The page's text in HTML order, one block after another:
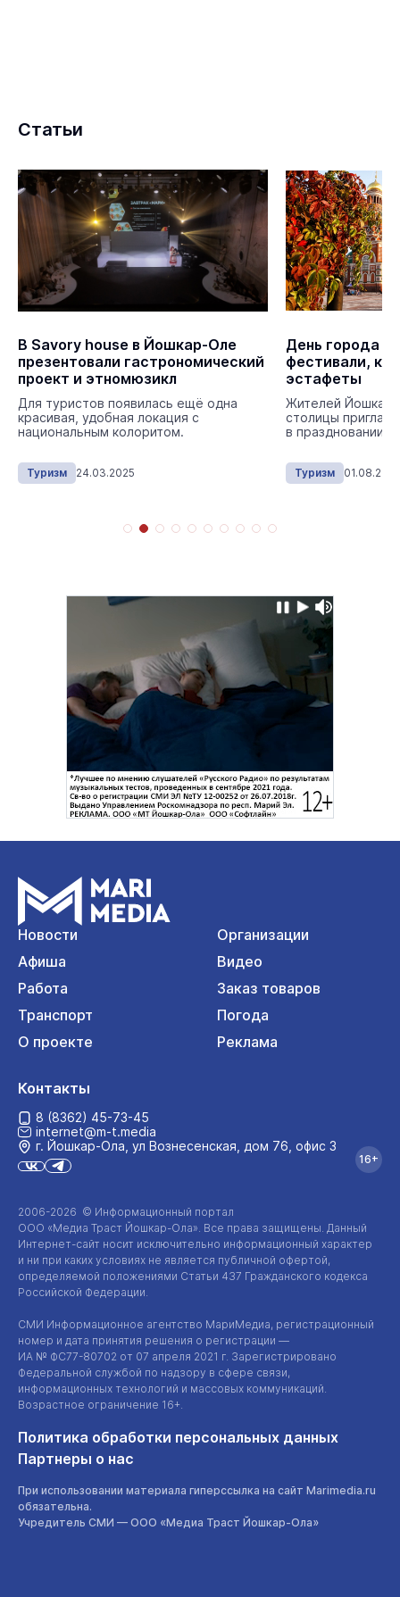
Статьи
В Savory house в Йошкар-Оле
презентовали гастрономический
проект и этномюзикл
Для туристов появилась ещё одна
красивая, удобная локация с
национальным колоритом.
Туризм 24.03.2025
День города
фестивали,
эстафеты
Жителей Йошкар-
столицы
в праздновании
Туризм
Новости
Организации
Афиша
Видео
Работа
Заказ товаров
Транспорт
Погода
О проекте
Реклама
2006-2026 © Информационный портал
ООО «Медиа Траст Йошкар-Ола». Все права защищены. Данный
Интернет-сайт носит исключительно информационный характер
и ни при каких условиях не является публичной офертой,
определяемой положениями Статьи 437 Гражданского кодекса
Российской Федерации.
СМИ Информационное агентство МариМедиа, регистрационный
номер и дата принятия решения о регистрации —
ИА № ФС77-80702 от 07 апреля 2021 г. Зарегистрировано
Федеральной службой по надзору в сфере связи,
информационных технологий и массовых коммуникаций.
Возрастное ограничение 16+.
Политика обработки персональных данных
Партнеры о нас
При использовании материала гиперссылка на сайт Marimedia.ru
обязательна.
Учредитель СМИ — ООО «Медиа Траст Йошкар-Ола»
Контакты
8 (8362) 45-73-45
internet@m-t.media
г. Йошкар‑Ола, ул Вознесенская, дом 76, офис 3
16+